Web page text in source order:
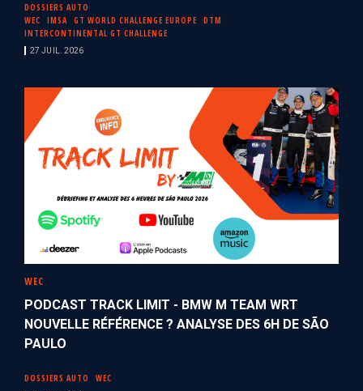
DOSSIERS AUTO
WEC
IMSA GT WORLD CHALLENGE EUROPE
DTM
INTERCONTINENTAL GT CHALLENGE
27 JUIL. 2026
WEC
PODCAST TRACK LIMIT - BMW M TEAM WRT
NOUVELLE RÉFÉRENCE ? ANALYSE DES 6H DE SÃO
PAULO
DOSSIERS AUTO WEC